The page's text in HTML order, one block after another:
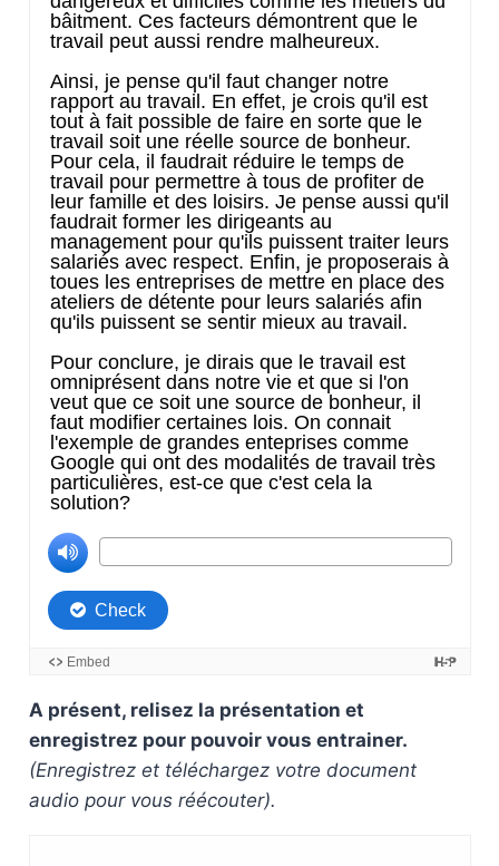
A présent, relisez la présentation et
enregistrez pour pouvoir vous entrainer.
(Enregistrez et téléchargez votre document
audio pour vous réécouter).